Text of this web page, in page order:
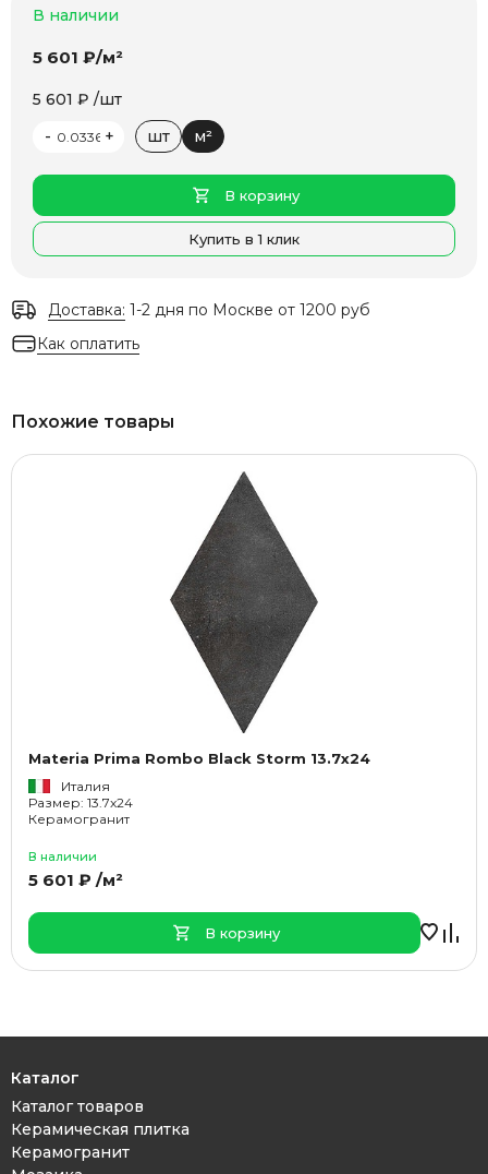
В наличии
5 601 ₽/м²
5 601 ₽ /шт
-
+ шт м²
В корзину
Купить в 1 клик
Доставка: 1-2 дня по Москве от 1200 руб
Как оплатить
Похожие товары
Materia Prima Rombo Black Storm 13.7x24
Италия
Размер: 13.7x24
Керамогранит
В наличии
5 601 ₽ /м²
В корзину
Каталог
Каталог товаров
Керамическая плитка
Керамогранит